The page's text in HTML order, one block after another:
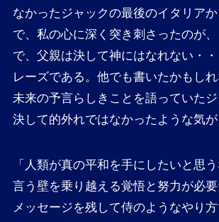
なかったジャックの最後のイタリア
で、私の心に深く突き刺さったのが
で、父親は決して神にはなれない・
レーズである。他でも書いたかもし
未来の予言らしきことを語っていた
決して的外れではなかったような気が
「人類が真の平和を手にしたいと思
言う壁を乗り越える覚悟と努力が必
メッセージを残して侍のようなやり